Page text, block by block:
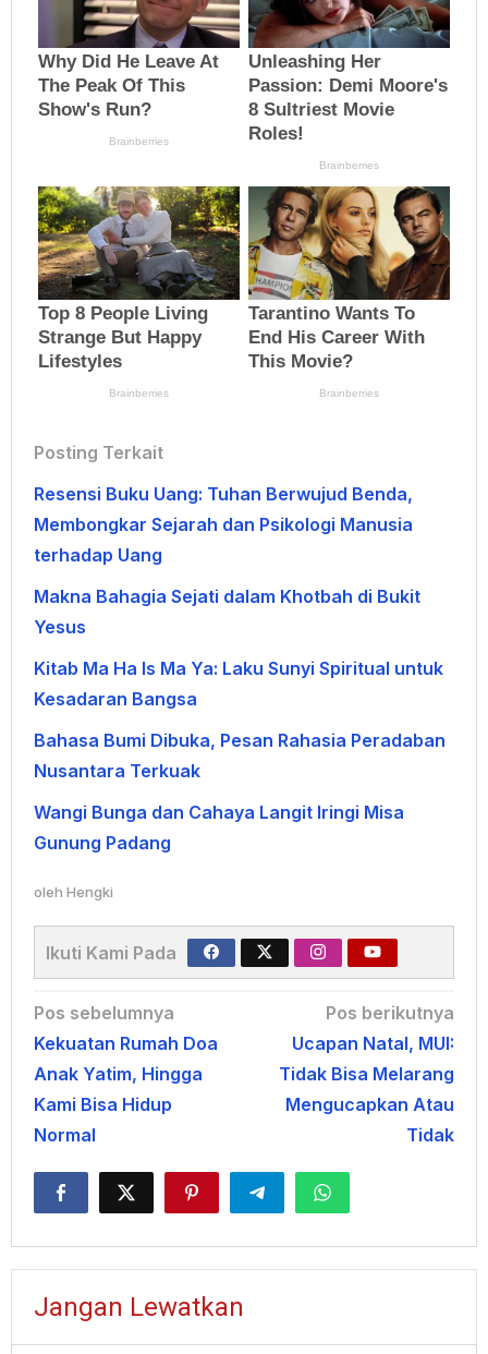
Posting Terkait
Resensi Buku Uang: Tuhan Berwujud Benda,
Membongkar Sejarah dan Psikologi Manusia
terhadap Uang
Makna Bahagia Sejati dalam Khotbah di Bukit
Yesus
Kitab Ma Ha Is Ma Ya: Laku Sunyi Spiritual untuk
Kesadaran Bangsa
Bahasa Bumi Dibuka, Pesan Rahasia Peradaban
Nusantara Terkuak
Wangi Bunga dan Cahaya Langit Iringi Misa
Gunung Padang
oleh Hengki
Ikuti Kami Pada
Navigasi
pos
Pos sebelumnya
Kekuatan Rumah Doa
Anak Yatim, Hingga
Kami Bisa Hidup
Normal
Pos berikutnya
Ucapan Natal, MUI:
Tidak Bisa Melarang
Mengucapkan Atau
Tidak
Jangan Lewatkan